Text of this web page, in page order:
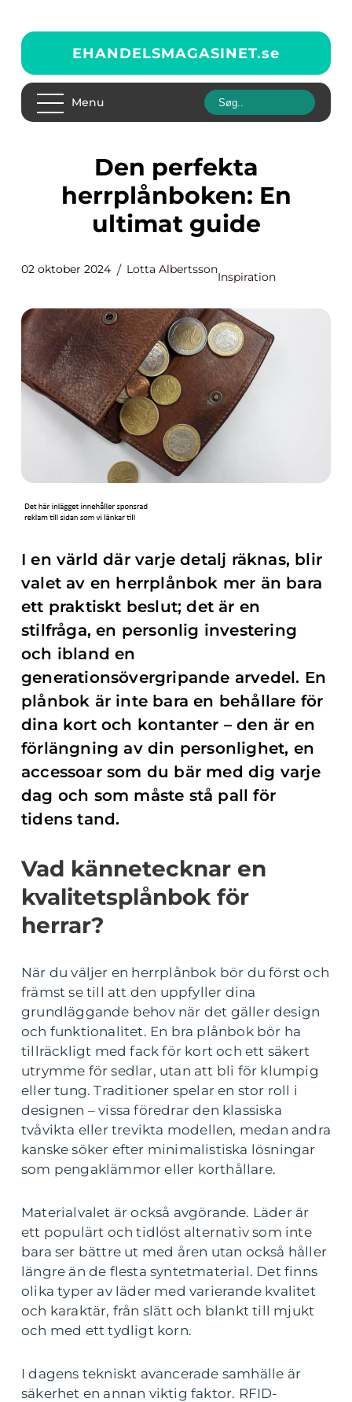
EHANDELSMAGASINET.se
Menu
Den perfekta
herrplånboken: En
ultimat guide
02 oktober 2024 Lotta Albertsson
Inspiration
I en värld där varje detalj räknas, blir
valet av en herrplånbok mer än bara
ett praktiskt beslut; det är en
stilfråga, en personlig investering
och ibland en
generationsövergripande arvedel. En
plånbok är inte bara en behållare för
dina kort och kontanter – den är en
förlängning av din personlighet, en
accessoar som du bär med dig varje
dag och som måste stå pall för
tidens tand.
Vad kännetecknar en
kvalitetsplånbok för
herrar?
När du väljer en herrplånbok bör du först och
främst se till att den uppfyller dina
grundläggande behov när det gäller design
och funktionalitet. En bra plånbok bör ha
tillräckligt med fack för kort och ett säkert
utrymme för sedlar, utan att bli för klumpig
eller tung. Traditioner spelar en stor roll i
designen – vissa föredrar den klassiska
tvåvikta eller trevikta modellen, medan andra
kanske söker efter minimalistiska lösningar
som pengaklämmor eller korthållare.
Materialvalet är också avgörande. Läder är
ett populärt och tidlöst alternativ som inte
bara ser bättre ut med åren utan också håller
längre än de flesta syntetmaterial. Det finns
olika typer av läder med varierande kvalitet
och karaktär, från slätt och blankt till mjukt
och med ett tydligt korn.
I dagens tekniskt avancerade samhälle är
säkerhet en annan viktig faktor. RFID-